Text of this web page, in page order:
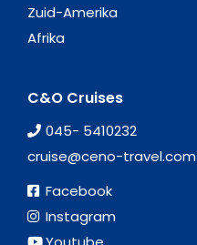
Zuid-Amerika
Afrika
C&O Cruises
045- 5410232
cruise@ceno-travel.com
Facebook
Instagram